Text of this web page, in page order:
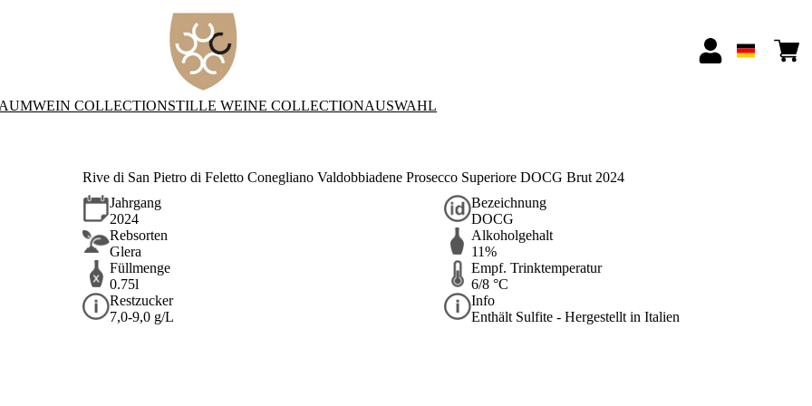
COLLECTIONSTILLE WEINE COLLECTIONAUSWAHL
Rive di San Pietro di Feletto Conegliano Valdobbiadene Prosecco Superiore DOCG Brut 2024
Jahrgang
2024
Bezeichnung
DOCG
Rebsorten
Glera
Alkoholgehalt
11%
Füllmenge
0.75l
Empf. Trinktemperatur
6/8 °C
Restzucker
7,0-9,0 g/L
Info
Enthält Sulfite - Hergestellt in Italien